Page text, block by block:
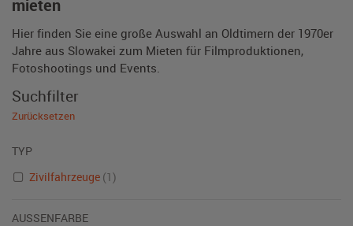
mieten
Hier finden Sie eine große Auswahl an Oldtimern der 1970er
Jahre aus Slowakei zum Mieten für Filmproduktionen,
Fotoshootings und Events.
Suchfilter
Zurücksetzen
TYP
Zivilfahrzeuge (1)
AUSSENFARBE